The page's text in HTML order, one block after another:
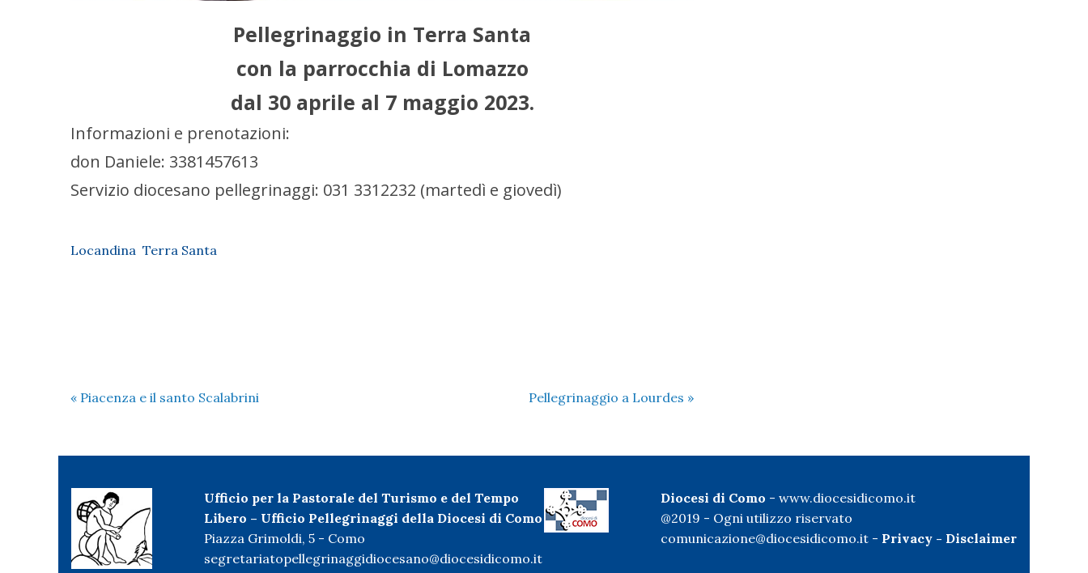
Pellegrinaggio in Terra Santa
con la parrocchia di Lomazzo
dal 30 aprile al 7 maggio 2023.
Informazioni e prenotazioni:
don Daniele: 3381457613
Servizio diocesano pellegrinaggi: 031 3312232 (martedì e giovedì)
Locandina Terra Santa
« Piacenza e il santo Scalabrini Pellegrinaggio a Lourdes »
Ufficio per la Pastorale del Turismo e del Tempo
Libero – Ufficio Pellegrinaggi della Diocesi di Como
Piazza Grimoldi, 5 - Como
segretariatopellegrinaggidiocesano@diocesidicomo.it
Diocesi di Como - www.diocesidicomo.it
@2019 - Ogni utilizzo riservato
comunicazione@diocesidicomo.it - Privacy - Disclaimer